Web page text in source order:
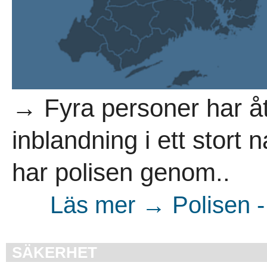
→ Fyra personer har
inblandning i ett stort
har polisen genom..
Läs mer → Polisen
SÄKERHET